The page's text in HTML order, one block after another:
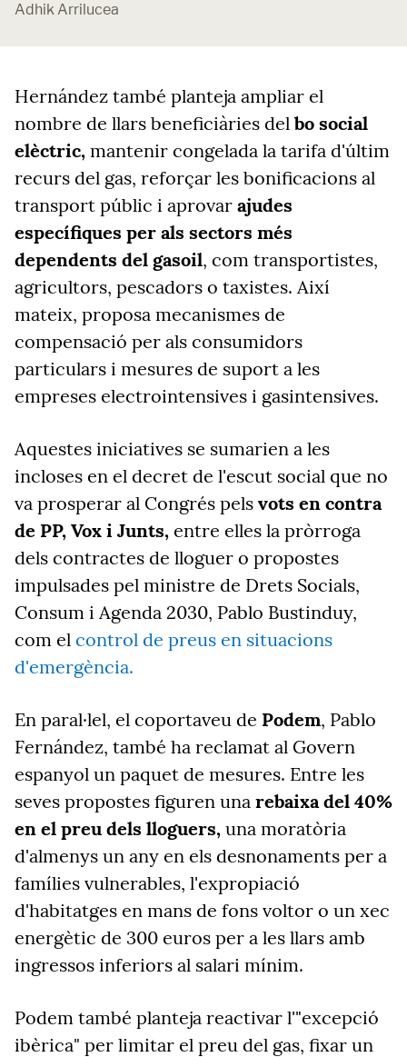
Adhik Arrilucea
Hernández també planteja ampliar el
nombre de llars beneficiàries del bo social
elèctric, mantenir congelada la tarifa d'últim
recurs del gas, reforçar les bonificacions al
transport públic i aprovar ajudes
específiques per als sectors més
dependents del gasoil, com transportistes,
agricultors, pescadors o taxistes. Així
mateix, proposa mecanismes de
compensació per als consumidors
particulars i mesures de suport a les
empreses electrointensives i gasintensives.
Aquestes iniciatives se sumarien a les
incloses en el decret de l'escut social que no
va prosperar al Congrés pels vots en contra
de PP, Vox i Junts, entre elles la pròrroga
dels contractes de lloguer o propostes
impulsades pel ministre de Drets Socials,
Consum i Agenda 2030, Pablo Bustinduy,
com el control de preus en situacions
d'emergència.
En paral·lel, el coportaveu de Podem, Pablo
Fernández, també ha reclamat al Govern
espanyol un paquet de mesures. Entre les
seves propostes figuren una rebaixa del 40%
en el preu dels lloguers, una moratòria
d'almenys un any en els desnonaments per a
famílies vulnerables, l'expropiació
d'habitatges en mans de fons voltor o un xec
energètic de 300 euros per a les llars amb
ingressos inferiors al salari mínim.
Podem també planteja reactivar l'"excepció
ibèrica" per limitar el preu del gas, fixar un